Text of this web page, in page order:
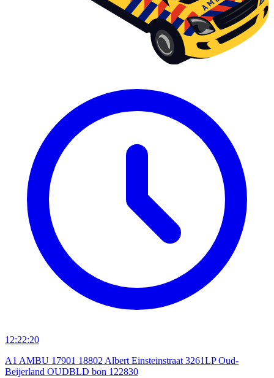
12:22:20
A1 AMBU 17901 18802 Albert Einsteinstraat 3261LP Oud-
Beijerland OUDBLD bon 122830